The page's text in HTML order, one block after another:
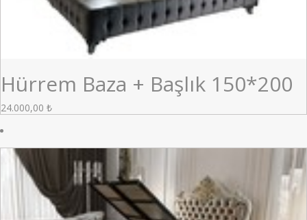
Hürrem Baza + Başlık 150*200
24.000,00 ₺